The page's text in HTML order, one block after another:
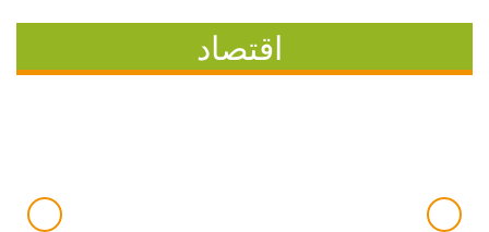
اقتصاد